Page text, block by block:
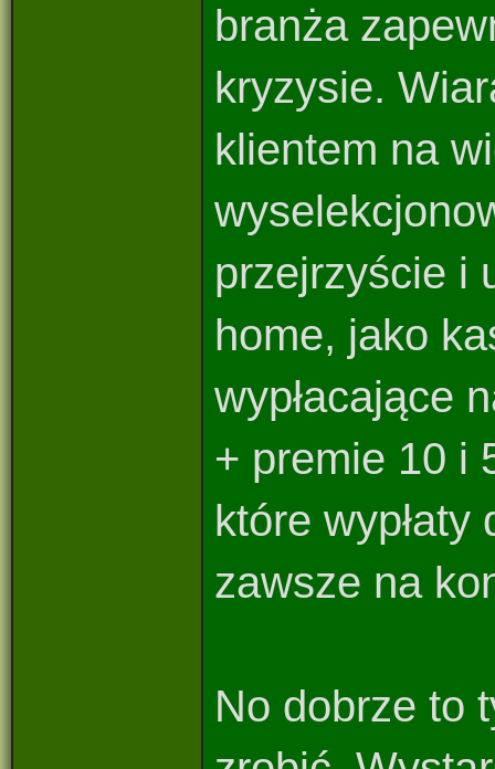
branża
kryzysie.
klientem na
przejrzyście i
home, jako
wypłacające
+ premie 10 i
które
zawsze na
No dobrze to